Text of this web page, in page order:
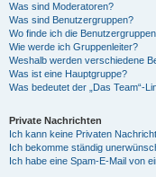
Was sind Moderatoren?
Was sind Benutzergruppen?
Wo finde ich die
Wie werde ich Gruppenleiter?
Weshalb werden verschiedene
Was ist eine Hauptgruppe?
Was bedeutet der „Das Team“-
Private Nachrichten
Ich kann keine Privaten
Ich bekomme ständig
Ich habe eine Spam-E-Mail von